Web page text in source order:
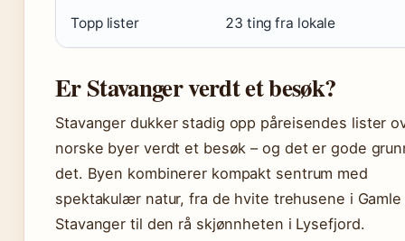
Topp lister 23 ting fra lokale
Er Stavanger verdt et besøk?
Stavanger dukker stadig opp påreisendes lister
norske byer verdt et besøk – og det er gode
det. Byen kombinerer kompakt sentrum med
spektakulær natur, fra de hvite trehusene i Gamle
Stavanger til den rå skjønnheten i Lysefjord.